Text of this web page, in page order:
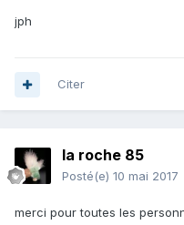
jph
Citer
la roche 85
Posté(e) 10 mai 2017
merci pour toutes les